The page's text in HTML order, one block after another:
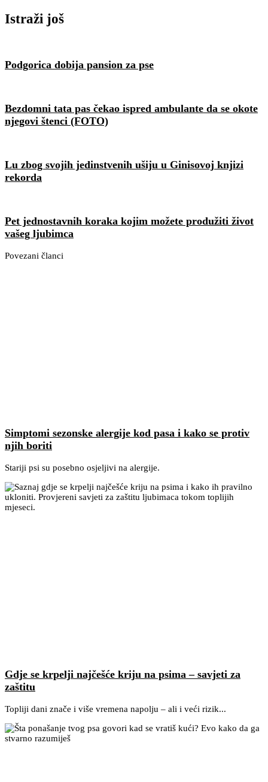
Istraži još
Podgorica dobija pansion za pse
Bezdomni tata pas čekao ispred ambulante da se okote
njegovi štenci (FOTO)
Lu zbog svojih jedinstvenih ušiju u Ginisovoj knjizi
rekorda
Pet jednostavnih koraka kojim možete produžiti život
vašeg ljubimca
Povezani članci
Simptomi sezonske alergije kod pasa i kako se protiv
njih boriti
Stariji psi su posebno osjeljivi na alergije.
Gdje se krpelji najčešće kriju na psima – savjeti za
zaštitu
Topliji dani znače i više vremena napolju – ali i veći rizik...